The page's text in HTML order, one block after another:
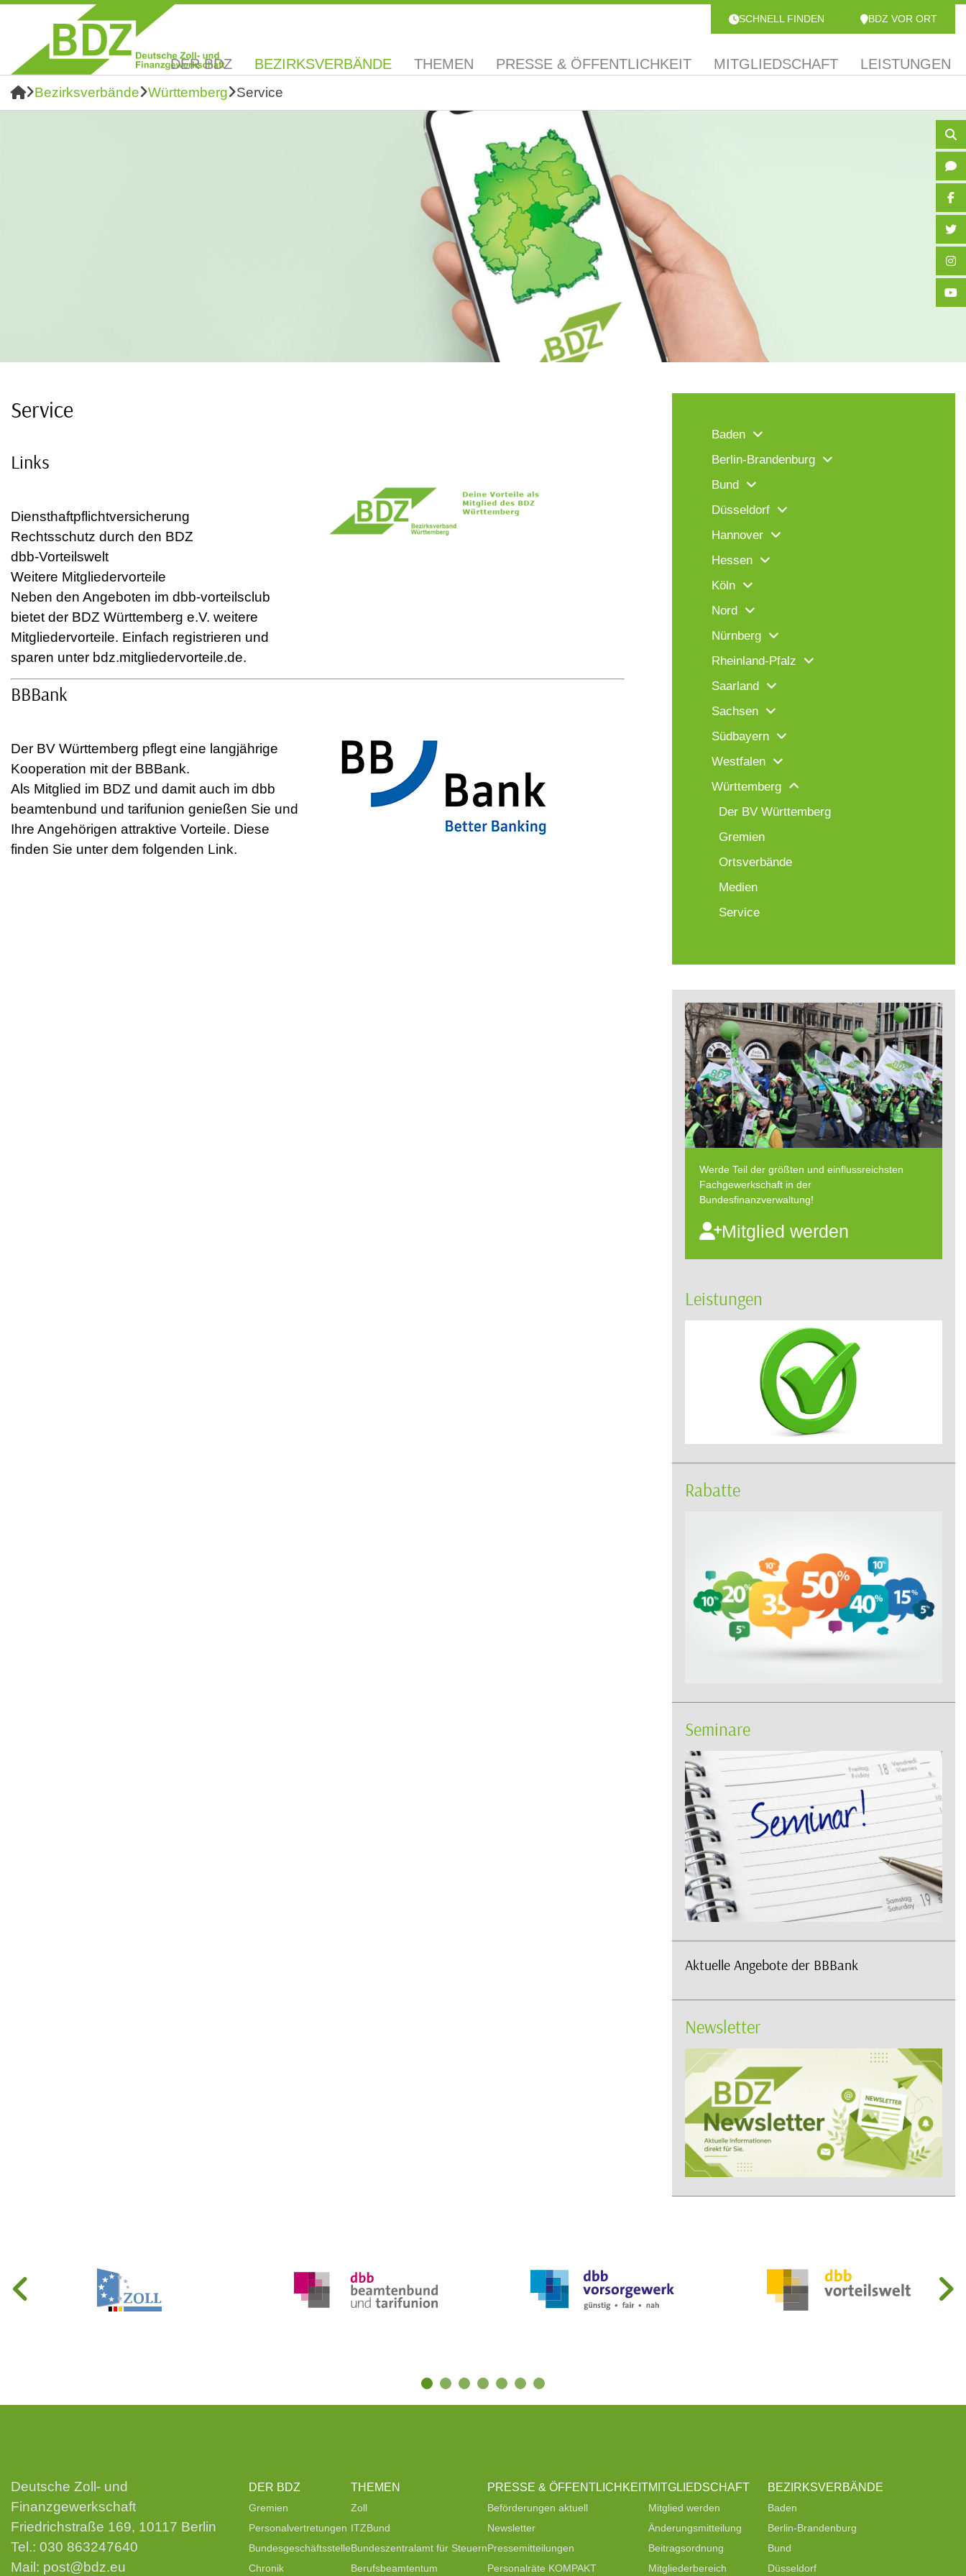
SCHNELL FINDEN BDZ VOR ORT
DER BDZ BEZIRKSVERBÄNDE THEMEN PRESSE & ÖFFENTLICHKEIT MITGLIEDSCHAFT LEISTUNGEN
Bezirksverbände Württemberg Service
Service
Links
Diensthaftpflichtversicherung
Rechtsschutz durch den BDZ
dbb-Vorteilswelt
Weitere Mitgliedervorteile
Neben den Angeboten im dbb-vorteilsclub
bietet der BDZ Württemberg e.V. weitere
Mitgliedervorteile. Einfach registrieren und
sparen unter bdz.mitgliedervorteile.de.
BBBank
Der BV Württemberg pflegt eine langjährige
Kooperation mit der BBBank.
Als Mitglied im BDZ und damit auch im dbb
beamtenbund und tarifunion genießen Sie und
Ihre Angehörigen attraktive Vorteile. Diese
finden Sie unter dem folgenden Link.
Baden
Berlin-Brandenburg
Bund
Düsseldorf
Hannover
Hessen
Köln
Nord
Nürnberg
Rheinland-Pfalz
Saarland
Sachsen
Südbayern
Westfalen
Württemberg
Der BV Württemberg
Gremien
Ortsverbände
Medien
Service
Werde Teil der größten und einflussreichsten
Fachgewerkschaft in der
Bundesfinanzverwaltung!
Mitglied werden
Leistungen
Rabatte
Seminare
Aktuelle Angebote der BBBank
Newsletter
Deutsche Zoll- und
Finanzgewerkschaft
Friedrichstraße 169, 10117 Berlin
Tel.: 030 863247640
Mail: post@bdz.eu
DER BDZ
Gremien
Personalvertretungen
Bundesgeschäftsstelle
Chronik
THEMEN
Zoll
ITZBund
Bundeszentralamt für Steuern
Berufsbeamtentum
PRESSE & ÖFFENTLICHKEIT
Beförderungen aktuell
Newsletter
Pressemitteilungen
Personalräte KOMPAKT
MITGLIEDSCHAFT
Mitglied werden
Änderungsmitteilung
Beitragsordnung
Mitgliederbereich
BEZIRKSVERBÄNDE
Baden
Berlin-Brandenburg
Bund
Düsseldorf